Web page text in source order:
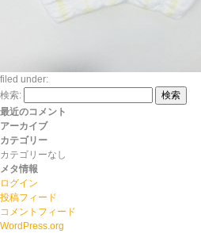
filed under:
検索:
検索
最近のコメント
アーカイブ
カテゴリー
カテゴリーなし
メタ情報
ログイン
投稿フィード
コメントフィード
WordPress.org